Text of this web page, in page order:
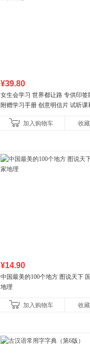
¥39.80
女生会学习 世界都让路 专供印签
附赠学习手册 创意明信片 试听课
加入购物车
收藏
¥14.90
中国最美的100个地方 图说天下
地理
加入购物车 收藏